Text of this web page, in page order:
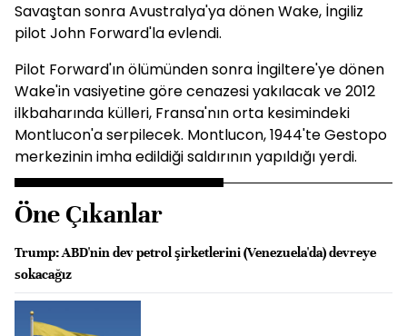
Savaştan sonra Avustralya'ya dönen Wake, İngiliz
pilot John Forward'la evlendi.
Pilot Forward'ın ölümünden sonra İngiltere'ye dönen
Wake'in vasiyetine göre cenazesi yakılacak ve 2012
ilkbaharında külleri, Fransa'nın orta kesimindeki
Montlucon'a serpilecek. Montlucon, 1944'te Gestopo
merkezinin imha edildiği saldırının yapıldığı yerdi.
Öne Çıkanlar
Trump: ABD'nin dev petrol şirketlerini (Venezuela'da) devreye
sokacağız